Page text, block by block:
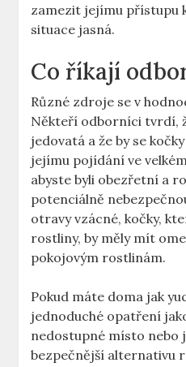
zamezit jejímu přístupu
situace jasná.
Co říkají
Různé zdroje se v
Někteří odborníci tvrdí,
jedovatá a že by se
jejímu pojídání ve
abyste byli obezřetní a
potenciálně
otravy vzácné, kočky,
rostliny, by měly mít
pokojovým rostlinám.
Pokud máte doma jak
jednoduché opatření
nedostupné místo nebo
bezpečnější alternativu